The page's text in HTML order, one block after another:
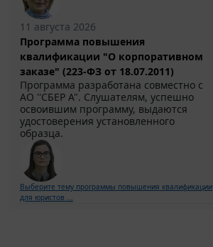
11 августа 2026
Программа повышения
квалификации "О корпоративном
заказе" (223-ФЗ от 18.07.2011)
Программа разработана совместно с
АО ''СБЕР А". Слушателям, успешно
освоившим программу, выдаются
удостоверения установленного
образца.
Выберите тему программы повышения квалификации
для юристов ...